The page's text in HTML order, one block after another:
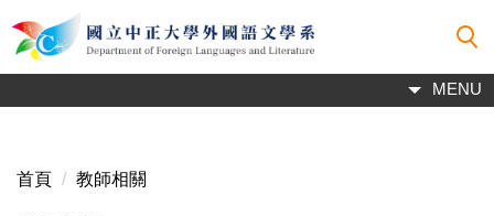
跳
到
主
區
MENU
首頁 教師相關